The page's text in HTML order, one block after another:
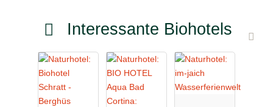
Interessante Biohotels